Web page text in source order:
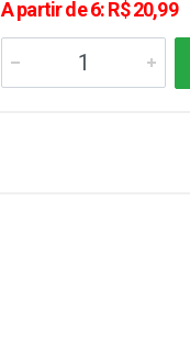
A partir de 6: R$ 20,99